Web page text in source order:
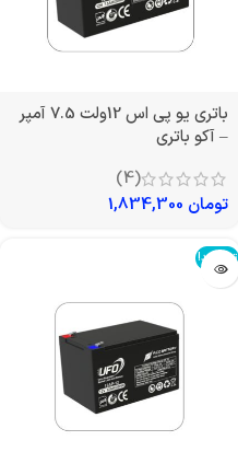
باتری یو پی اس 12ولت 7.5 آمپر
– آکو باتری
(4)
تومان
تمام شد!